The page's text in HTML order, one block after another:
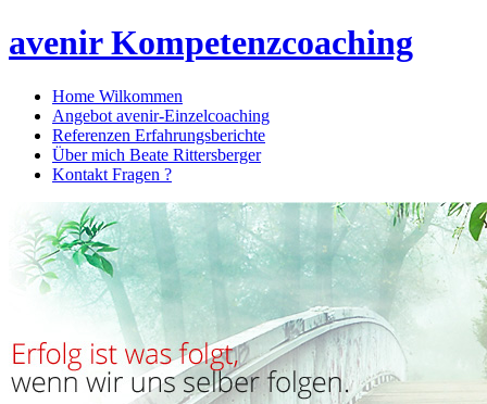
avenir Kompetenzcoaching
Home Wilkommen
Angebot avenir-Einzelcoaching
Referenzen Erfahrungsberichte
Über mich Beate Rittersberger
Kontakt Fragen ?